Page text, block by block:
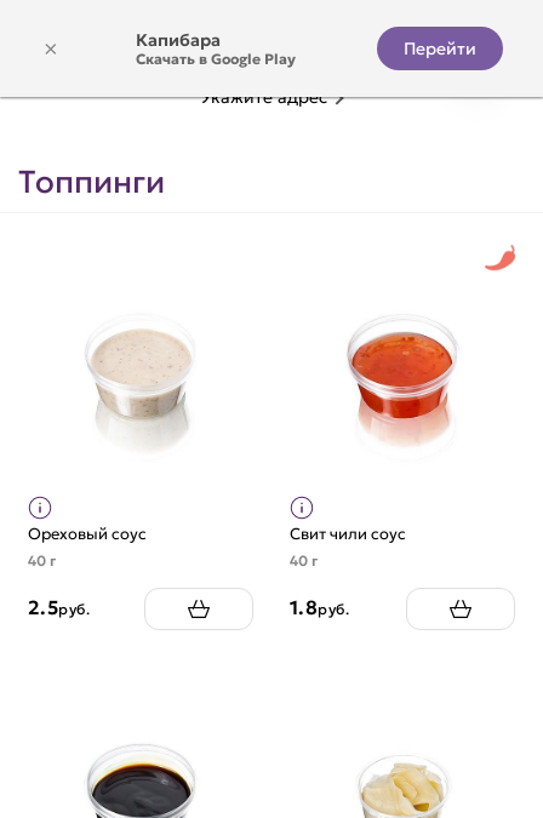
Укажите адрес
Топпинги
Ореховый соус
40 г
2.5руб.
Свит чили соус
40 г
1.8руб.
× Капибара
Скачать в Google Play Перейти